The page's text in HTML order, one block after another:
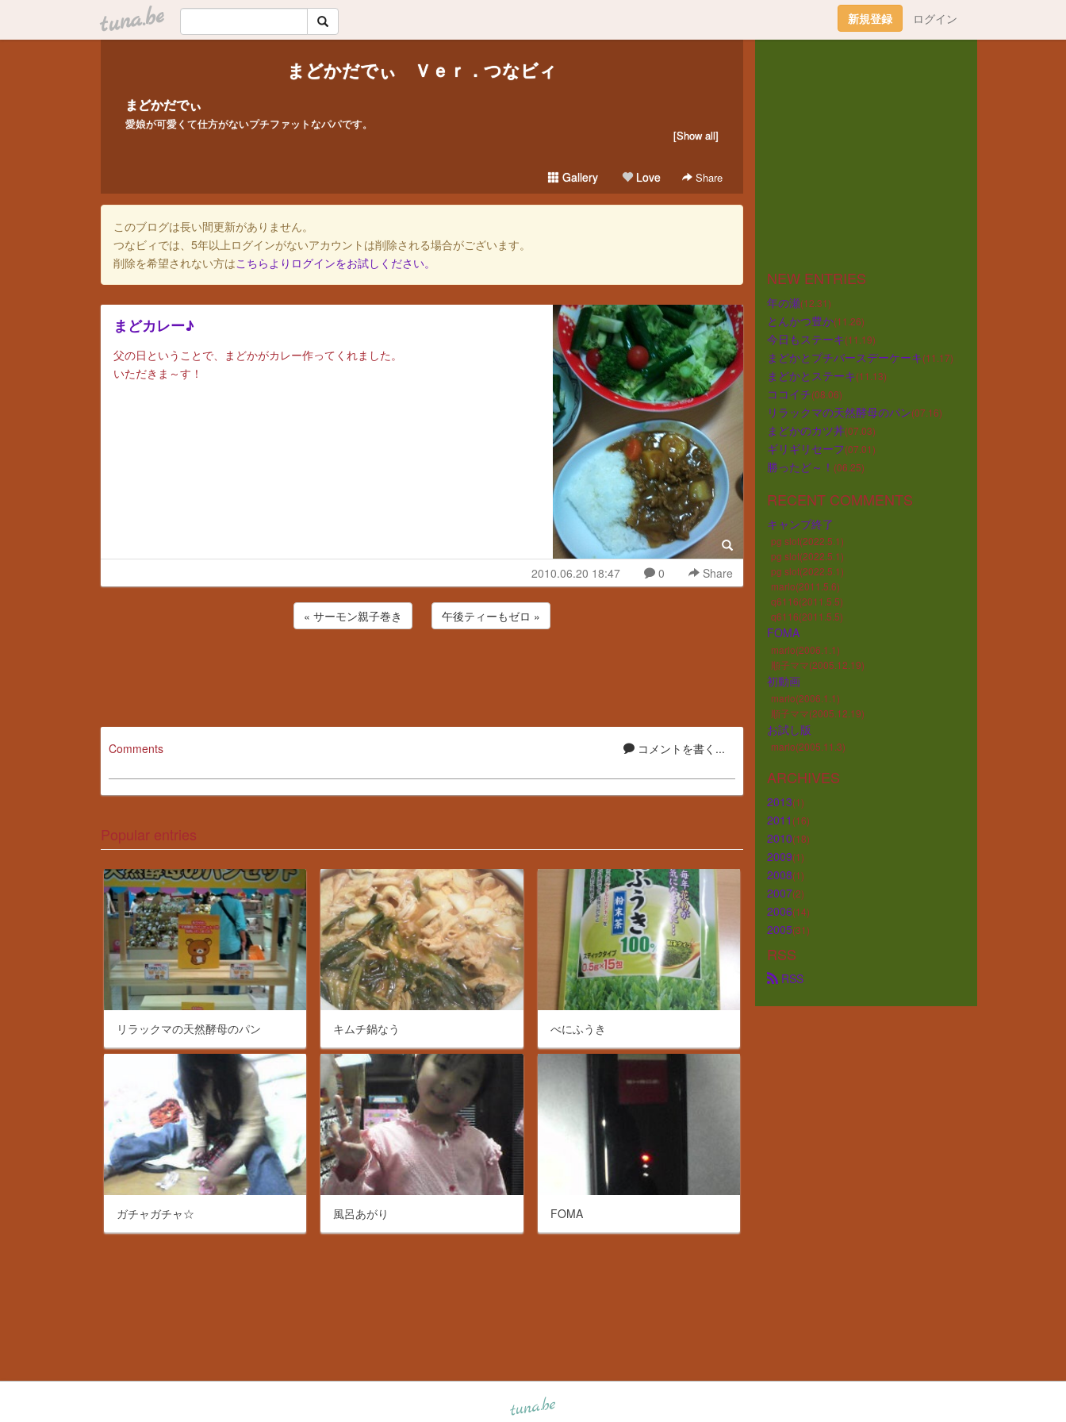
tuna.be 新規登録 ログイン
まどかだでぃ Ｖｅｒ．つなビィ
まどかだでぃ
愛娘が可愛くて仕方がないプチファットなパパです。
[Show all]
Gallery Love Share
このブログは長い間更新がありません。
つなビィでは、5年以上ログインがないアカウントは削除される場合がございます。
削除を希望されない方はこちらよりログインをお試しください。
まどカレー♪
父の日ということで、まどかがカレー作ってくれました。
いただきま～す！
2010.06.20 18:47 0 Share
« サーモン親子巻き 午後ティーもゼロ »
コメントを書く...
Comments
Popular entries
リラックマの天然酵母のパン キムチ鍋なう べにふうき
ガチャガチャ☆ 風呂あがり FOMA
NEW ENTRIES
年の瀬(12.31)
とんかつ豊か(11.26)
今日もステーキ(11.19)
まどかとプチバースデーケーキ(11.17)
まどかとステーキ(11.13)
ココイチ(08.06)
リラックマの天然酵母のパン(07.16)
まどかのカツ丼(07.03)
ギリギリセーフ(07.01)
勝ったど～！ (06.25)
RECENT COMMENTS
キャンプ終了
pg slot(2022.5.1)
pg slot(2022.5.1)
pg slot(2022.5.1)
marlo(2011.5.6)
q6116(2011.5.5)
q6116(2011.5.5)
FOMA
marlo(2006.1.1)
順子ママ(2005.12.19)
初動画
marlo(2006.1.1)
順子ママ(2005.12.19)
お試し版
marlo(2005.11.3)
ARCHIVES
2013(1)
2011 (16)
2010(18)
2009(1)
2008(1)
2007(2)
2006(14)
2005(31)
RSS
RSS
tuna.be